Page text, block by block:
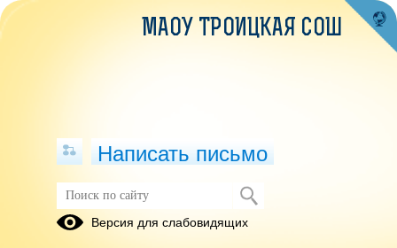
Публикации за 16.06.2025
МАОУ ТРОИЦКАЯ СОШ
Написать письмо
Версия для слабовидящих